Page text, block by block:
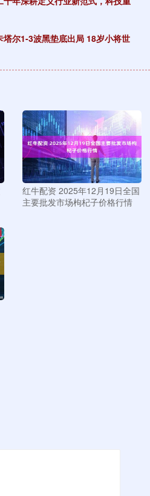
塔尔1-3波黑垫底出局 18岁小将世
红牛配资 2025年12月19日全国
主要批发市场枸杞子价格行情